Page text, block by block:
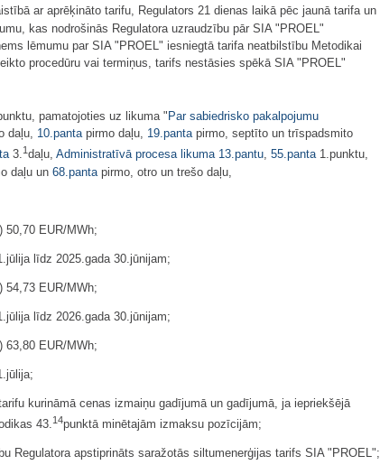
ar aprēķināto tarifu, Regulators 21 dienas laikā pēc jaunā tarifa un
kas nodrošinās Regulatora uzraudzību pār SIA "PROEL"
lēmumu par SIA "PROEL" iesniegtā tarifa neatbilstību Metodikai
procedūru vai termiņus, tarifs nestāsies spēkā SIA "PROEL"
pamatojoties uz likuma " Par sabiedrisko pakalpojumu
daļu, 10.pantapirmo daļu, 19.pantapirmo, septīto un trīspadsmito
3.1 daļu, Administratīvā procesa likuma 13.pantu, 55.panta1.punktu,
daļu un 68.panta pirmo, otro un trešo daļu,
50,70 EUR/MWh;
līdz 2025.gada 30.jūnijam;
54,73 EUR/MWh;
līdz 2026.gada 30.jūnijam;
63,80 EUR/MWh;
kurināmā cenas izmaiņu gadījumā un gadījumā, ja iepriekšējā
43. 14punktā minētajām izmaksu pozīcijām;
Regulatora apstiprināts saražotās siltumenerģijas tarifs SIA "PROEL";